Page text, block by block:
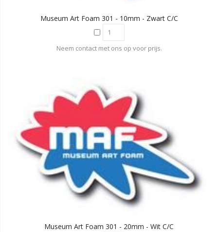
Museum Art Foam 301 - 10mm - Zwart C/C
Neem contact met ons op voor prijs.
Museum Art Foam 301 - 20mm - Wit C/C